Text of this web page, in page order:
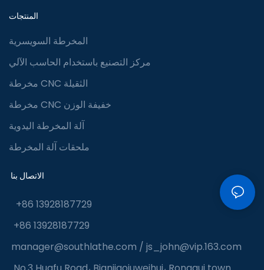
المنتجات
المخرطة السويسرية
مركز التصنيع باستخدام الحاسب الآلي
مخرطة CNC الثقيلة
مخرطة CNC خفيفة الوزن
آلة المخرطة اليدوية
ملحقات آلة المخرطة
الاتصال بنا
+86 13928187729
+86 13928187729
manager@southlathe.com / js_john@vip.163.com